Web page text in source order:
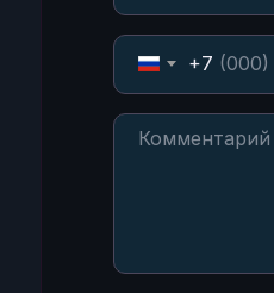
+7